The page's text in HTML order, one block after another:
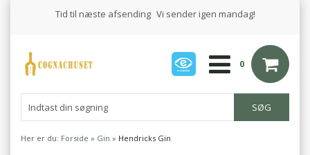
Tid til næste afsending Vi sender igen mandag!
0
Her er du: Forside » Gin » Hendricks Gin